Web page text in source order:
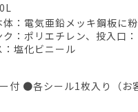
体：電気亜鉛メッキ鋼板に
ク：ポリエチレン、投入口
：塩化ビニール
付 ●各シール1枚入り（お